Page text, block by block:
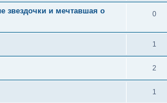
звездочки и мечтавшая о
0
1
2
1